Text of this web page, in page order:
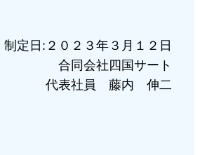
制定日:２０２３年３月１２日
合同会社四国サート
代表社員 藤内 伸二